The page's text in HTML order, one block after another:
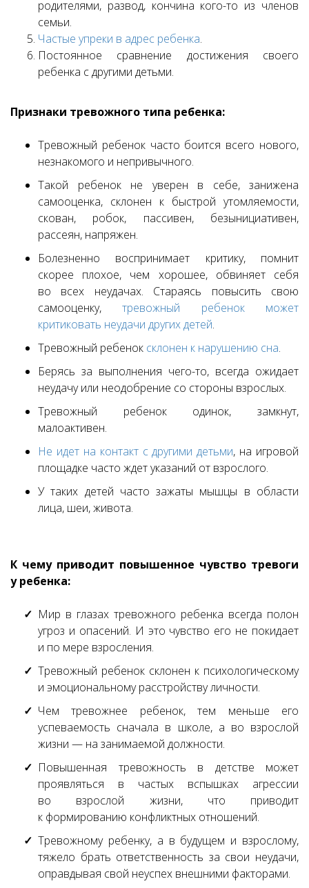
родителями, развод, кончина кого-то из членов
семьи.
Частые упреки в адрес ребенка.
Постоянное сравнение достижения своего
ребенка с другими детьми.
Признаки тревожного типа ребенка:
Тревожный ребенок часто боится всего нового,
незнакомого и непривычного.
Такой ребенок не уверен в себе, занижена
самооценка, склонен к быстрой утомляемости,
скован, робок, пассивен, безынициативен,
рассеян, напряжен.
Болезненно воспринимает критику, помнит
скорее плохое, чем хорошее, обвиняет себя
во всех неудачах. Стараясь повысить свою
самооценку,тревожный ребенок может
критиковать неудачи других детей.
Тревожный ребенок склонен к нарушению сна.
Берясь за выполнения чего-то, всегда ожидает
неудачу или неодобрение со стороны взрослых.
Тревожный ребенок одинок, замкнут,
малоактивен.
Не идет на контакт с другими детьми, на игровой
площадке часто ждет указаний от взрослого.
У таких детей часто зажаты мышцы в области
лица, шеи, живота.
К чему приводит повышенное чувство тревоги
у ребенка:
Мир в глазах тревожного ребенка всегда полон
угроз и опасений. И это чувство его не покидает
и по мере взросления.
Тревожный ребенок склонен к психологическому
и эмоциональному расстройству личности.
Чем тревожнее ребенок, тем меньше его
успеваемость сначала в школе, а во взрослой
жизни — на занимаемой должности.
Повышенная тревожность в детстве может
проявляться в частых вспышках агрессии
во взрослой жизни, что приводит
к формированию конфликтных отношений.
Тревожному ребенку, а в будущем и взрослому,
тяжело брать ответственность за свои неудачи,
оправдывая свой неуспех внешними факторами.